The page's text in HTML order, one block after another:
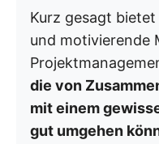
Kurz gesagt bietet
und motivierende
die von
mit einem
gut umgehen